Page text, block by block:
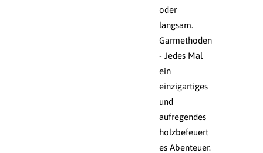
oder
langsam.
Garmethoden
- Jedes Mal
ein
einzigartiges
und
aufregendes
holzbefeuert
es Abenteuer.